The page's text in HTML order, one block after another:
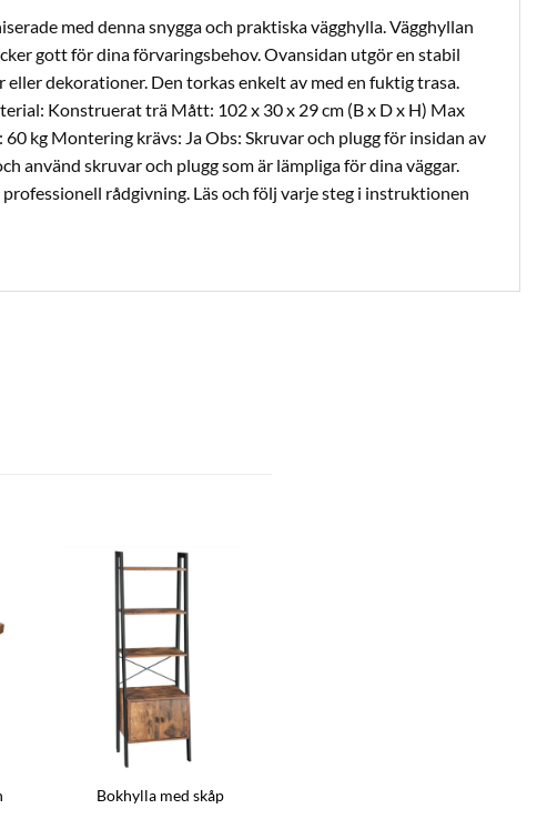
med denna snygga och praktiska vägghylla. Vägghyllan
gott för dina förvaringsbehov. Ovansidan utgör en stabil
eller dekorationer. Den torkas enkelt av med en fuktig trasa.
Konstruerat trä Mått: 102 x 30 x 29 cm (B x D x H) Max
kg Montering krävs: Ja Obs: Skruvar och plugg för insidan av
använd skruvar och plugg som är lämpliga för dina väggar.
professionell rådgivning. Läs och följ varje steg i instruktionen
Bokhylla med skåp